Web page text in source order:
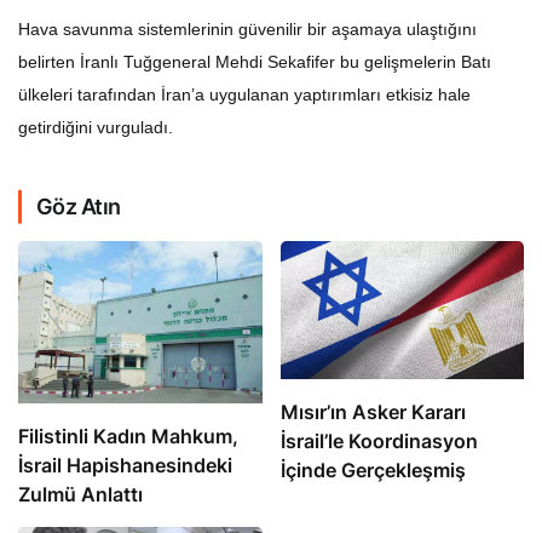
Hava savunma sistemlerinin güvenilir bir aşamaya ulaştığını
belirten İranlı Tuğgeneral Mehdi Sekafifer bu gelişmelerin Batı
ülkeleri tarafından İran’a uygulanan yaptırımları etkisiz hale
getirdiğini vurguladı.
Göz Atın
Filistinli Kadın Mahkum,
İsrail Hapishanesindeki
Zulmü Anlattı
Mısır’ın Asker Kararı
İsrail’le Koordinasyon
İçinde Gerçekleşmiş